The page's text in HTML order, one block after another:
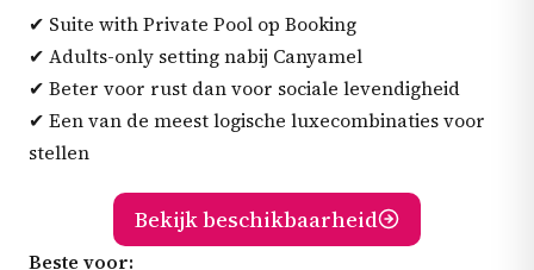
✔ Suite with Private Pool op Booking
✔ Adults-only setting nabij Canyamel
✔ Beter voor rust dan voor sociale levendigheid
✔ Een van de meest logische luxecombinaties voor
stellen
Bekijk beschikbaarheid
Beste voor: